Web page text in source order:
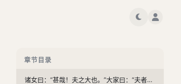
章节目录
诸女曰：“甚哉！夫之大也。”大家曰：“夫者天也〔妇人之所天〕，可不务乎！古者女子，出嫁曰归〔《诗·桃夭》篇‘之子于归’〕，移天事夫，其义远矣。天之经也，地之义也，人之行也，天地之性，而人是则之。则天之明，因地之利，防闲执礼，可以成家。然后先之以泛爱，君子不忘其孝慈；陈之以德义，君子兴行；先之以敬让，君子不争；导之以礼乐，君子和睦；示之以好恶，君子知禁。《诗》云：‘既明且哲，以保其身。’”